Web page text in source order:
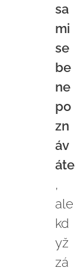
sa
mi
se
be
ne
po
zn
áv
áte
,
ale
kd
yž
zá